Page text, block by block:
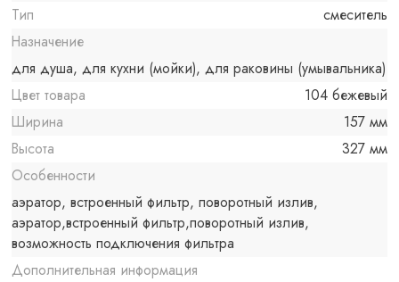
Тип
смеситель
Назначение
для душа, для кухни (мойки), для раковины (умывальника)
Цвет товара
104 бежевый
Ширина
157 мм
Высота
327 мм
Особенности
аэратор, встроенный фильтр, поворотный излив,
аэратор,встроенный фильтр,поворотный излив,
возможность подключения фильтра
Дополнительная информация